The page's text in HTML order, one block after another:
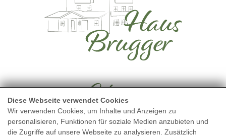
Diese Webseite verwendet Cookies
Wir verwenden Cookies, um Inhalte und Anzeigen zu
personalisieren, Funktionen für soziale Medien anzubieten und
die Zugriffe auf unsere Webseite zu analysieren. Zusätzlich
Adresse
Bichlweg 4
5723 Uttendorf